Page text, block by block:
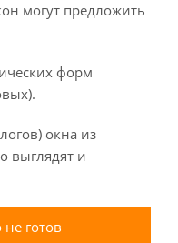
могут предложить
форм
окна из
выглядят и
готов